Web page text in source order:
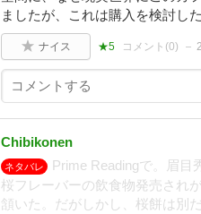
ましたが、これは購入を検討し
ナイス ★5 コメント(0)
Chibikonen
ネタバレ
Prime Readingで。眉目
桜フレーバーの飲食物発売され
頷いた。だがしかし、桜餅は別